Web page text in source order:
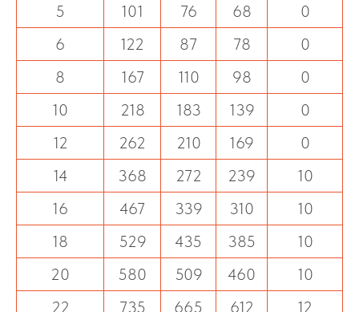
5
101 76 68
0
6
122 87 78
0
8
167 110 98
0
10
218 183 139
0
12
262 210 169
0
14
368 272 239
10
16
467 339 310
10
18
529 435 385
10
20
580 509 460
10
22
735 665 612
12